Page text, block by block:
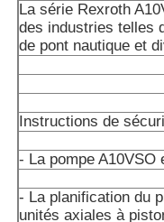
La série Rexroth
des industries telles
de pont nautique et
Instructions de
- La pompe
- La planification du
unités axiales à